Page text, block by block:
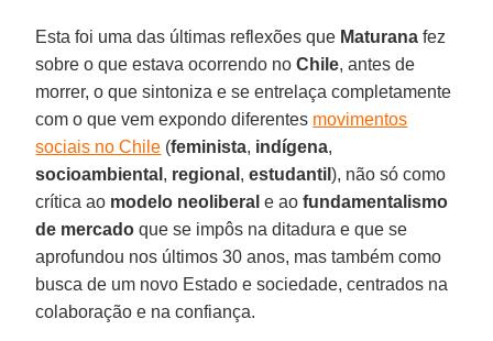
Esta foi uma das últimas reflexões que Maturana fez
sobre o que estava ocorrendo noChile, antes de
morrer, o que sintoniza e se entrelaça completamente
com o que vem expondo diferentes movimentos
sociais no Chile (feminista, indígena,
socioambiental , regional ,estudantil), não só como
crítica ao modelo neoliberal e aofundamentalismo
de mercado que se impôs na ditadura e que se
aprofundou nos últimos 30 anos, mas também como
busca de um novo Estado e sociedade, centrados na
colaboração e na confiança.